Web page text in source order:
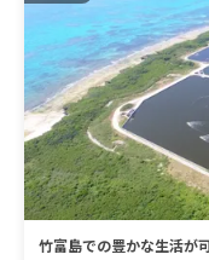
竹富島での豊かな生活が